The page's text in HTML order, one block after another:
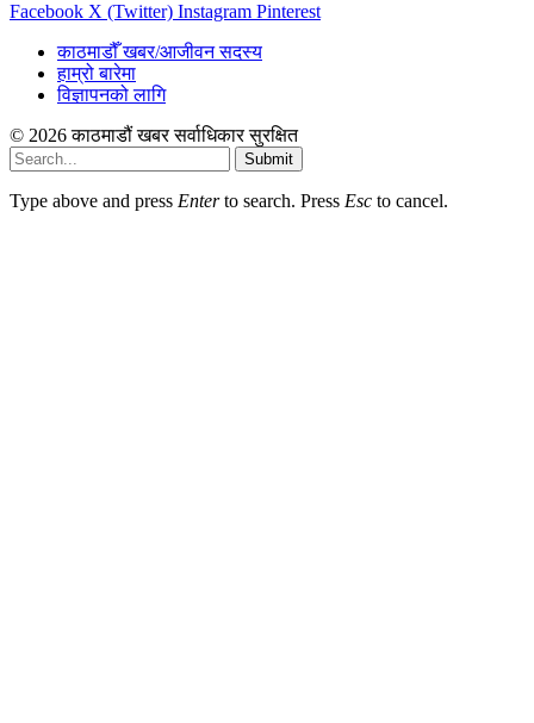
Facebook X (Twitter) Instagram Pinterest
काठमाडौँ खबर/आजीवन सदस्य
हाम्रो बारेमा
विज्ञापनको लागि
© 2026 काठमाडौं खबर सर्वाधिकार सुरक्षित
Submit
Type above and press Enterto search. Press Esc to cancel.